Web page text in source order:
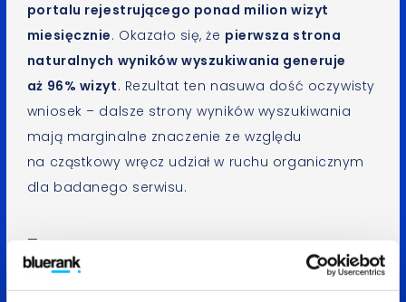
portalu rejestrującego ponad milion wizyt
miesięcznie. Okazało się, że pierwsza strona
naturalnych wyników wyszukiwania generuje
aż 96% wizyt. Rezultat ten nasuwa dość oczywisty
wniosek – dalsze strony wyników wyszukiwania
mają marginalne znaczenie ze względu
na cząstkowy wręcz udział w ruchu organicznym
dla badanego serwisu.
—
Tomasz Lewandowski